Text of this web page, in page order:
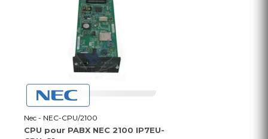
Nec - NEC-CPU/2100
CPU pour PABX NEC 2100 IP7EU-